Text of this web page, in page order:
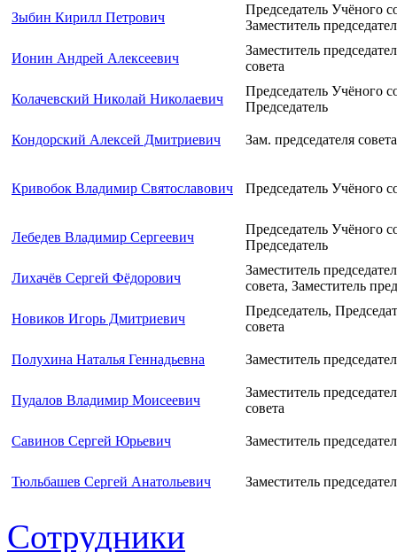
Зыбин Кирилл Петрович
Председатель Учёного
Заместитель
Ионин Андрей Алексеевич
Заместитель
совета
Колачевский Николай Николаевич
Председатель Учёного
Председатель
Кондорский Алексей Дмитриевич Зам. председателя совета
Кривобок Владимир Святославович Председатель Учёного
Лебедев Владимир Сергеевич
Председатель Учёного
Председатель
Лихачёв Сергей Фёдорович
Заместитель
совета, Заместитель
Новиков Игорь Дмитриевич
Председатель,
совета
Полухина Наталья Геннадьевна Заместитель
Пудалов Владимир Моисеевич
Заместитель
совета
Савинов Сергей Юрьевич Заместитель
Тюльбашев Сергей Анатольевич Заместитель
Сотрудники